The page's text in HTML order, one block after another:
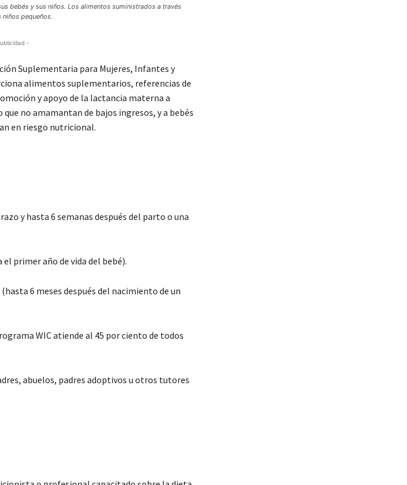
bebés y sus niños. Los alimentos suministrados a través
niños pequeños.
-
Suplementaria para Mujeres, Infantes y
alimentos suplementarios, referencias de
y apoyo de la lactancia materna a
no amamantan de bajos ingresos, y a bebés
en riesgo nutricional.
y hasta 6 semanas después del parto o una
el primer año de vida del bebé).
(hasta 6 meses después del nacimiento de un
WIC atiende al 45 por ciento de todos
abuelos, padres adoptivos u otros tutores